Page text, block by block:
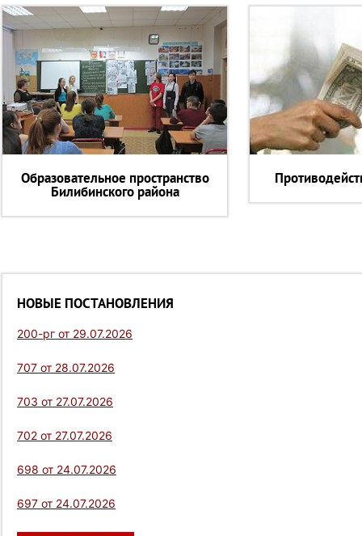
Образовательное пространство
Билибинского района
НОВЫЕ ПОСТАНОВЛЕНИЯ
200-рг от 29.07.2026
707 от 28.07.2026
703 от 27.07.2026
702 от 27.07.2026
698 от 24.07.2026
697 от 24.07.2026